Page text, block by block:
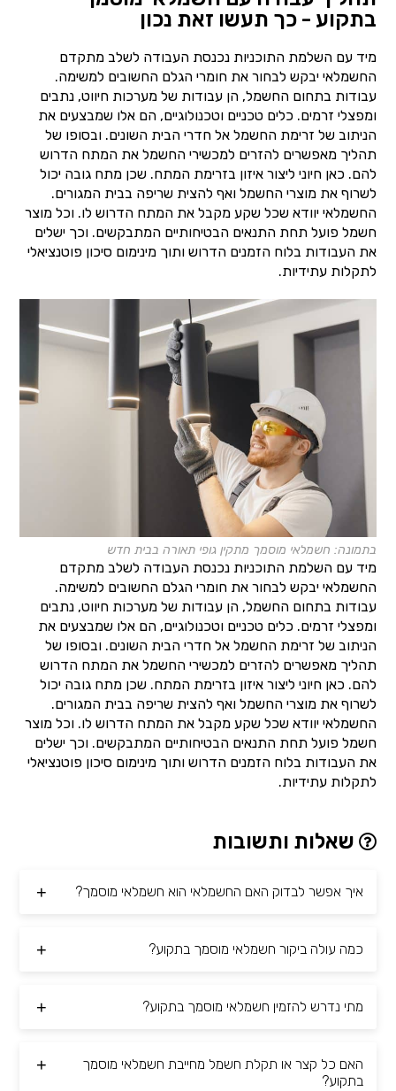
בתקוע - כך תעשו זאת נכון
מיד עם השלמת התוכניות נכנסת העבודה לשלב מתקדם
החשמלאי יבקש לבחור את חומרי הגלם החשובים למשימה.
עבודות בתחום החשמל, הן עבודות של מערכות חיווט, נתבים
ומפצלי זרמים. כלים טכניים וטכנולוגיים, הם אלו שמבצעים את
הניתוב של זרימת החשמל אל חדרי הבית השונים. ובסופו של
תהליך מאפשרים להזרים למכשירי החשמל את המתח הדרוש
להם. כאן חיוני ליצור איזון בזרימת המתח. שכן מתח גובה יכול
לשרוף את מוצרי החשמל ואף להצית שריפה בבית המגורים.
החשמלאי יוודא שכל שקע מקבל את המתח הדרוש לו. וכל מוצר
חשמל פועל תחת התנאים הבטיחותיים המתבקשים. וכך ישלים
את העבודות בלוח הזמנים הדרוש ותוך מינימום סיכון פוטנציאלי
לתקלות עתידיות.
בתמונה: חשמלאי מוסמך מתקין גופי תאורה בבית חדש
מיד עם השלמת התוכניות נכנסת העבודה לשלב מתקדם
החשמלאי יבקש לבחור את חומרי הגלם החשובים למשימה.
עבודות בתחום החשמל, הן עבודות של מערכות חיווט, נתבים
ומפצלי זרמים. כלים טכניים וטכנולוגיים, הם אלו שמבצעים את
הניתוב של זרימת החשמל אל חדרי הבית השונים. ובסופו של
תהליך מאפשרים להזרים למכשירי החשמל את המתח הדרוש
להם. כאן חיוני ליצור איזון בזרימת המתח. שכן מתח גובה יכול
לשרוף את מוצרי החשמל ואף להצית שריפה בבית המגורים.
החשמלאי יוודא שכל שקע מקבל את המתח הדרוש לו. וכל מוצר
חשמל פועל תחת התנאים הבטיחותיים המתבקשים. וכך ישלים
את העבודות בלוח הזמנים הדרוש ותוך מינימום סיכון פוטנציאלי
לתקלות עתידיות.
שאלות ותשובות
איך אפשר לבדוק האם החשמלאי הוא חשמלאי מוסמך?
כמה עולה ביקור חשמלאי מוסמך בתקוע?
מתי נדרש להזמין חשמלאי מוסמך בתקוע?
האם כל קצר או תקלת חשמל מחייבת חשמלאי מוסמך
בתקוע?